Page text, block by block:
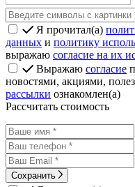
Я прочитал(а)
данных и политику
выражаю согласие на их
Выражаю согласие
новостями, акциями,
рассылки ознакомлен(а)
Рассчитать стоимость
Сохранить